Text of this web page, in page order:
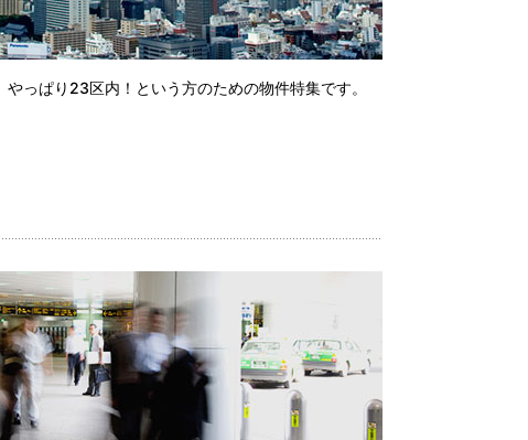
っぱり23区内！という方のための物件特集です。